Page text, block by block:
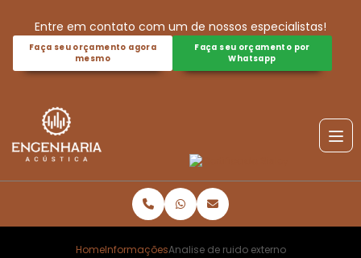
Entre em contato com um de nossos especialistas!
Faça seu orçamento agora
mesmo
Faça seu orçamento por
Whatsapp
HomeInformaçõesAnalise de ruido externo